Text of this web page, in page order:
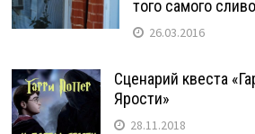
того самого
26.03.2016
Сценарий квеста
Ярости»
28.11.2018